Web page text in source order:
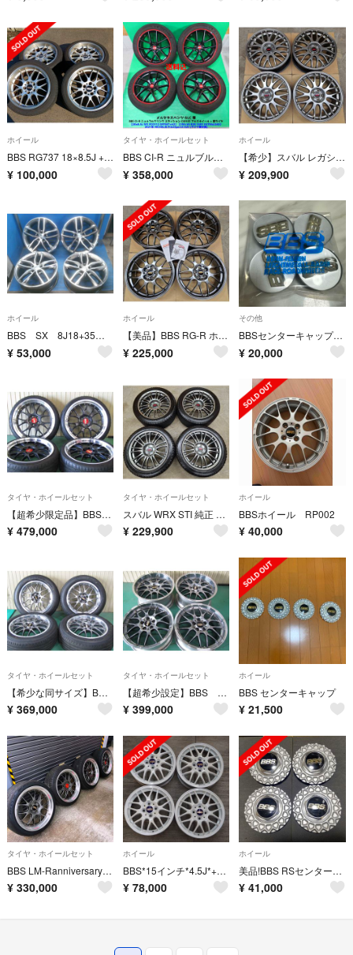
ホイール
BBS RG737 18×8.5J +13 PCD120 5穴 シルバー 4本
¥ 100,000
タイヤ・ホイールセット
BBS CI-R ニュルブルクリンク 255/45R20 タイヤ要交換
¥ 358,000
ホイール
【希少】スバル レガシィ S401 STI 純正 BBS ホイール 18インチ
¥ 209,900
ホイール
BBS SX 8J18+35 5/112 4本 ベンツ Aクラス B Cクラス
¥ 53,000
ホイール
【美品】BBS RG-R ホイール 18インチ 7.5J 鍛造 スバル トヨタ
¥ 225,000
その他
BBSセンターキャップ56mm プラチナシルバー
¥ 20,000
タイヤ・ホイールセット
【超希少限定品】BBS LM-R プレミアムエディション MB-P Forged
¥ 479,000
タイヤ・ホイールセット
スバル WRX STI 純正 BBS ホイールタイヤ 2023年 スタッドレス
¥ 229,900
ホイール
BBSホイール RP002
¥ 40,000
タイヤ・ホイールセット
【希少な同サイズ】BBS RS-GT Forged DB-SLD RS970A
¥ 369,000
タイヤ・ホイールセット
【超希少設定】BBS RS-GT DB-SLD Forged RS918H/RS921H
¥ 399,000
ホイール
BBS センターキャップ
¥ 21,500
タイヤ・ホイールセット
BBS LM-Ranniversary edition20インチ
¥ 330,000
ホイール
BBS*15インチ*4.5J*+45*PCD100*軽自動車*RX280*コペン
¥ 78,000
ホイール
美品!BBS RSセンターキャップ正規品ロータイプ16/17インチ用ネジ式
¥ 41,000